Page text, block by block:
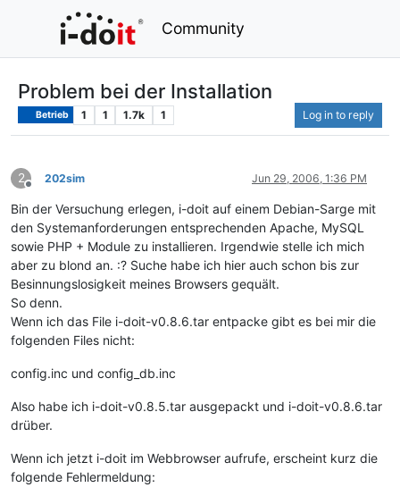
Community
Problem bei der Installation
Betrieb 1 1 1.7k 1 Log in to reply
2
Offline
202sim Jun 29, 2006, 1:36 PM
Bin der Versuchung erlegen, i-doit auf einem Debian-Sarge mit
den Systemanforderungen entsprechenden Apache, MySQL
sowie PHP + Module zu installieren. Irgendwie stelle ich mich
aber zu blond an. :? Suche habe ich hier auch schon bis zur
Besinnungslosigkeit meines Browsers gequält.
So denn.
Wenn ich das File i-doit-v0.8.6.tar entpacke gibt es bei mir die
folgenden Files nicht:
config.inc und config_db.inc
Also habe ich i-doit-v0.8.5.tar ausgepackt und i-doit-v0.8.6.tar
drüber.
Wenn ich jetzt i-doit im Webbrowser aufrufe, erscheint kurz die
folgende Fehlermeldung: